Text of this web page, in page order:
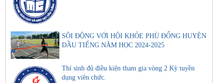
SÔI ĐỘNG VỚI HỘI KHỎE PHÙ ĐỔNG HUYỆN
DẦU TIẾNG NĂM HỌC 2024-2025
Thí sinh đủ điều kiện tham gia vòng 2 Kỳ tuyền
dụng viên chức.